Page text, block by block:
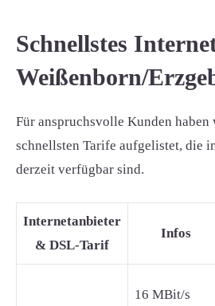
Schnellstes
Weißenborn/
Für anspruchsvolle Kunden
schnellsten Tarife aufgelistet, die
derzeit verfügbar sind.
Internetanbieter
& DSL-Tarif
Infos
16 MBit/s